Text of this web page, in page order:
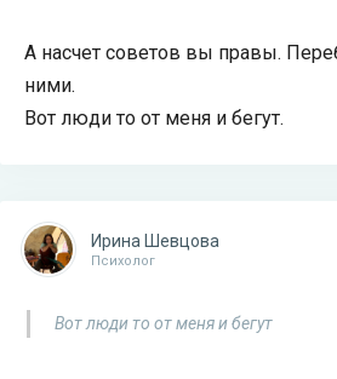
А насчет советов вы правы.
ними.
Вот люди то от меня и бегут.
Ирина Шевцова
Психолог
Вот люди то от меня и бегут